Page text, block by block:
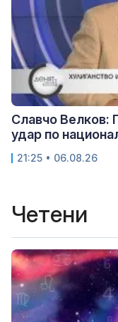
Славчо Велков:
удар по
21:25 • 06.08.26
Четени